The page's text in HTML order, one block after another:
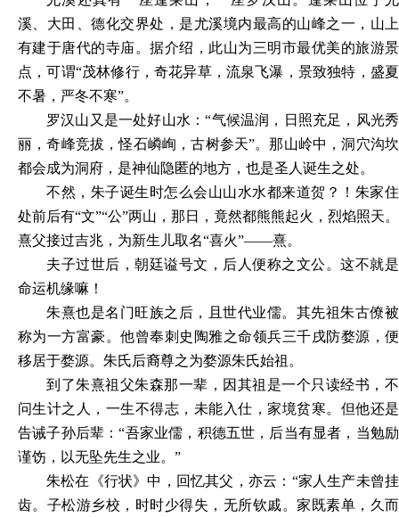
溪、大田、德化交界处，是尤溪境内最高的山峰之一，山上
有建于唐代的寺庙。据介绍，此山为三明市最优美的旅游景
点，可谓“茂林修行，奇花异草，流泉飞瀑，景致独特，盛夏
不暑，严冬不寒”。
罗汉山又是一处好山水：“气候温润，日照充足，风光秀
丽，奇峰竞拔，怪石嶙峋，古树参天”。那山岭中，洞穴沟坎
都会成为洞府，是神仙隐匿的地方，也是圣人诞生之处。
不然，朱子诞生时怎么会山山水水都来道贺？！朱家住
处前后有“文”“公”两山，那日，竟然都熊熊起火，烈焰照天。
熹父接过吉兆，为新生儿取名“喜火”――熹。
夫子过世后，朝廷谥号文，后人便称之文公。这不就是
命运机缘嘛！
朱熹也是名门旺族之后，且世代业儒。其先祖朱古僚被
称为一方富豪。他曾奉刺史陶雅之命领兵三千戌防婺源，便
移居于婺源。朱氏后裔尊之为婺源朱氏始祖。
到了朱熹祖父朱森那一辈，因其祖是一个只读经书，不
问生计之人，一生不得志，未能入仕，家境贫寒。但他还是
告诫子孙后辈：“吾家业儒，积德五世，后当有显者，当勉励
谨饬，以无坠先生之业。”
朱松在《行状》中，回忆其父，亦云： “家人生产未曾挂
齿。子松游乡校，时时少得失，无所钦戚。家既素单，久而